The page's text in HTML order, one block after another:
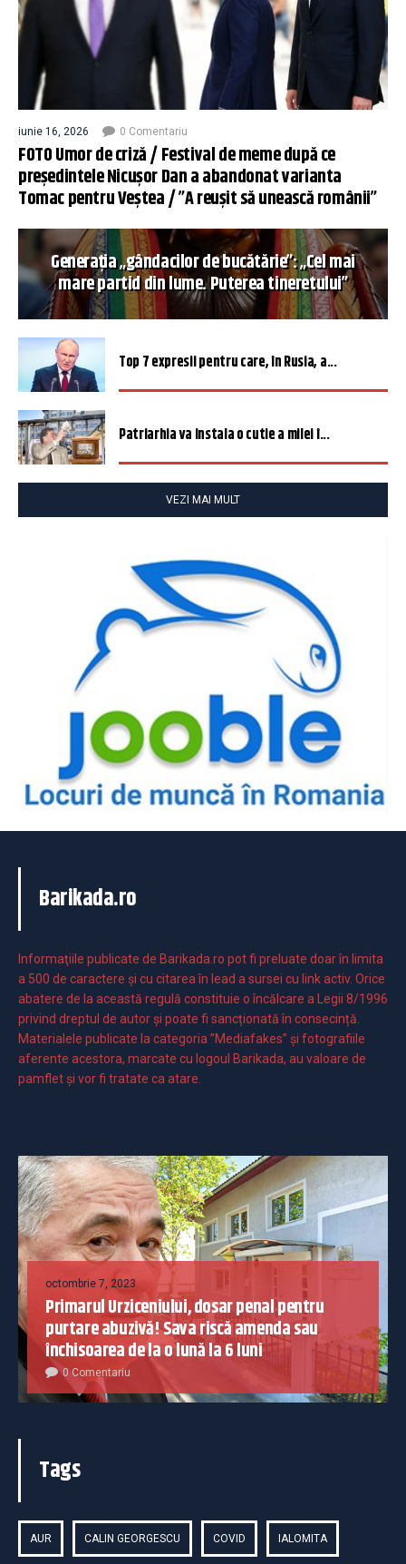
iunie 16, 2026 0 Comentariu
FOTO Umor de criză / Festival de meme după ce
președintele Nicușor Dan a abandonat varianta
Tomac pentru Veștea / ”A reușit să unească românii”
Generația „gândacilor de bucătărie”: „Cel mai
mare partid din lume. Puterea tineretului”
Top 7 expresii pentru care, în Rusia, a...
Patriarhia va instala o cutie a milei î...
VEZI MAI MULT
Barikada.ro
Informaţiile publicate de Barikada.ro pot fi preluate doar în limita
a 500 de caractere şi cu citarea în lead a sursei cu link activ. Orice
abatere de la această regulă constituie o încălcare a Legii 8/1996
privind dreptul de autor și poate fi sancționată în consecință.
Materialele publicate la categoria ”Mediafakes” și fotografiile
aferente acestora, marcate cu logoul Barikada, au valoare de
pamflet și vor fi tratate ca atare.
octombrie 7, 2023
Primarul Urziceniului, dosar penal pentru
purtare abuzivă! Sava riscă amenda sau
închisoarea de la o lună la 6 luni
0 Comentariu
Tags
AUR CALIN GEORGESCU COVID IALOMITA